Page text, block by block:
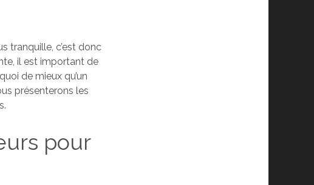
tranquille, c’est donc
il est important de
de mieux qu’un
présenterons les
pour